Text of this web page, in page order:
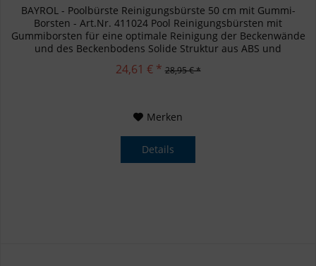
BAYROL - Poolbürste Reinigungsbürste 50 cm mit Gummi-
Borsten - Art.Nr. 411024 Pool Reinigungsbürsten mit
Gummiborsten für eine optimale Reinigung der Beckenwände
und des Beckenbodens Solide Struktur aus ABS und
Aluminium Für alle...
24,61 € * 28,95 € *
Merken
Details